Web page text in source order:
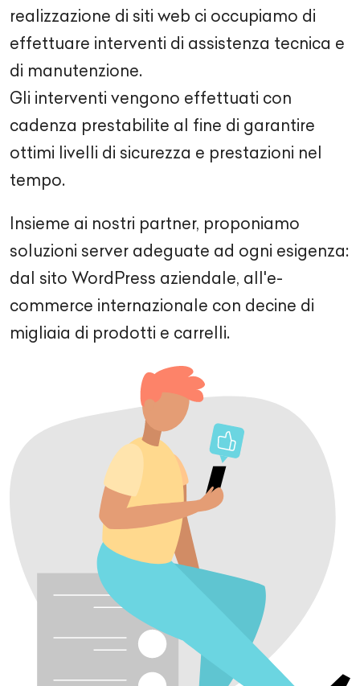
realizzazione di siti web ci occupiamo di
effettuare interventi di assistenza tecnica e
di manutenzione.
Gli interventi vengono effettuati con
cadenza prestabilite al fine di garantire
ottimi livelli di sicurezza e prestazioni nel
tempo.
Insieme ai nostri partner, proponiamo
soluzioni server adeguate ad ogni esigenza:
dal sito WordPress aziendale, all'e-
commerce internazionale con decine di
migliaia di prodotti e carrelli.